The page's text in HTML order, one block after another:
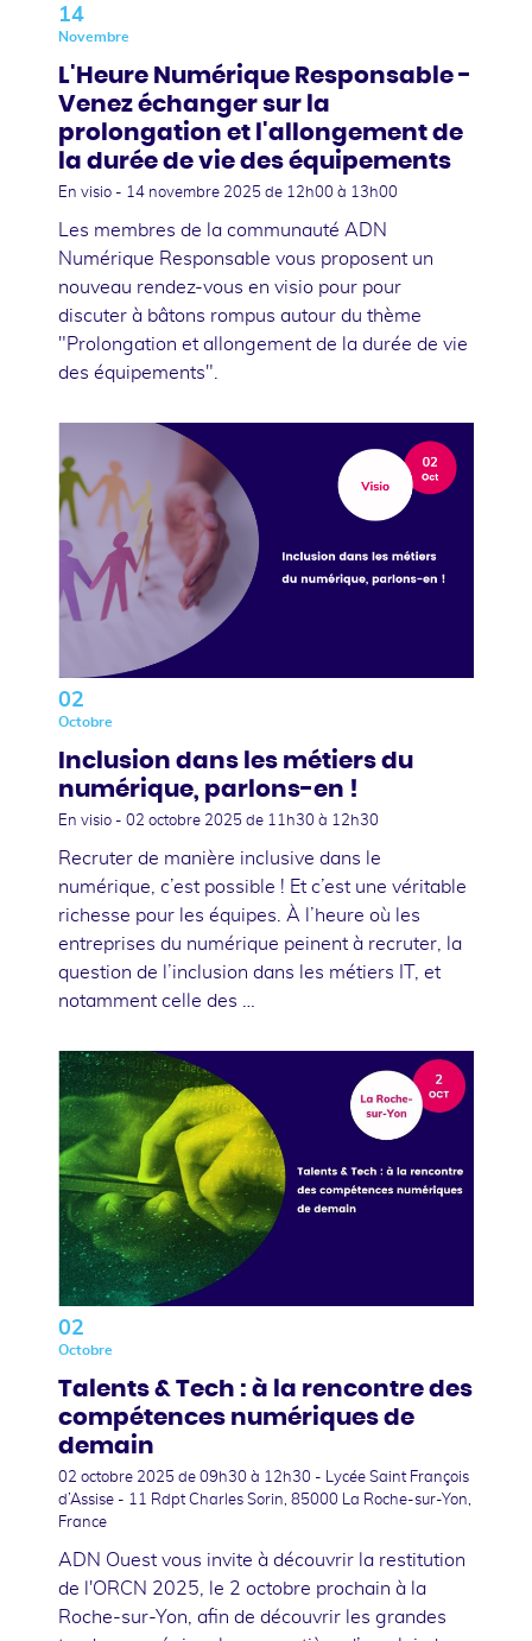
14
Novembre
L'Heure Numérique Responsable -
Venez échanger sur la
prolongation et l'allongement de
la durée de vie des équipements
En visio - 14 novembre 2025 de 12h00 à 13h00
Les membres de la communauté ADN
Numérique Responsable vous proposent un
nouveau rendez-vous en visio pour pour
discuter à bâtons rompus autour du thème
"Prolongation et allongement de la durée de vie
des équipements".
02
Octobre
Inclusion dans les métiers du
numérique, parlons-en !
En visio - 02 octobre 2025 de 11h30 à 12h30
Recruter de manière inclusive dans le
numérique, c’est possible ! Et c’est une véritable
richesse pour les équipes. À l’heure où les
entreprises du numérique peinent à recruter, la
question de l’inclusion dans les métiers IT, et
notamment celle des …
02
Octobre
Talents & Tech : à la rencontre des
compétences numériques de
demain
02 octobre 2025 de 09h30 à 12h30 - Lycée Saint François
d’Assise - 11 Rdpt Charles Sorin, 85000 La Roche-sur-Yon,
France
ADN Ouest vous invite à découvrir la restitution
de l'ORCN 2025, le 2 octobre prochain à la
Roche-sur-Yon, afin de découvrir les grandes